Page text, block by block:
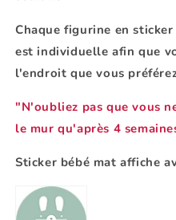
Chaque figurine en
est individuelle afin que
l'endroit que vous
"N'oubliez pas que vous
le mur qu'après 4
Sticker bébé mat affiche